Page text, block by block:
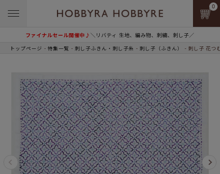
ファイナルセール開催中♪＼リバティ 生地、編み物、刺繍、刺し子／
0
トップページ 特集一覧 刺し子ふきん・刺し子糸 刺し子（ふきん） 刺し子 花つ